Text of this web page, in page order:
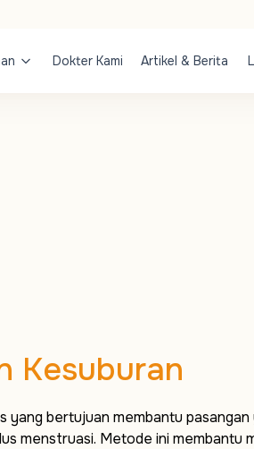
Dokter Kami Artikel & Berita
Kesuburan
yang bertujuan membantu
menstruasi. Metode ini